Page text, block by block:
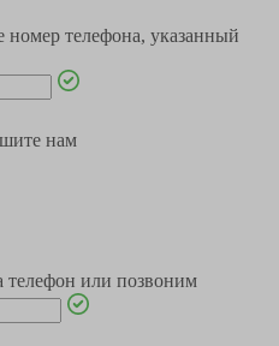
номер телефона, указанный
нам
или позвоним